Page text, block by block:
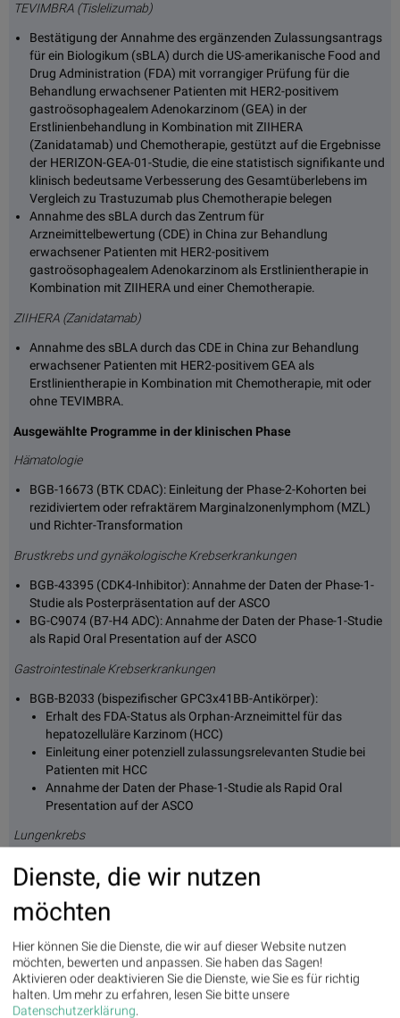
TEVIMBRA (Tislelizumab)
Bestätigung der Annahme des ergänzenden Zulassungsantrags
für ein Biologikum (sBLA) durch die US-amerikanische Food and
Drug Administration (FDA) mit vorrangiger Prüfung für die
Behandlung erwachsener Patienten mit HER2-positivem
gastroösophagealem Adenokarzinom (GEA) in der
Erstlinienbehandlung in Kombination mit ZIIHERA
(Zanidatamab) und Chemotherapie, gestützt auf die Ergebnisse
der HERIZON-GEA-01-Studie, die eine statistisch signifikante und
klinisch bedeutsame Verbesserung des Gesamtüberlebens im
Vergleich zu Trastuzumab plus Chemotherapie belegen
Annahme des sBLA durch das Zentrum für
Arzneimittelbewertung (CDE) in China zur Behandlung
erwachsener Patienten mit HER2-positivem
gastroösophagealem Adenokarzinom als Erstlinientherapie in
Kombination mit ZIIHERA und einer Chemotherapie.
ZIIHERA (Zanidatamab)
Annahme des sBLA durch das CDE in China zur Behandlung
erwachsener Patienten mit HER2-positivem GEA als
Erstlinientherapie in Kombination mit Chemotherapie, mit oder
ohne TEVIMBRA.
Ausgewählte Programme in der klinischen Phase
Hämatologie
BGB-16673 (BTK CDAC): Einleitung der Phase-2-Kohorten bei
rezidiviertem oder refraktärem Marginalzonenlymphom (MZL)
und Richter-Transformation
Brustkrebs und gynäkologische Krebserkrankungen
BGB-43395 (CDK4-Inhibitor): Annahme der Daten der Phase-1-
Studie als Posterpräsentation auf der ASCO
BG-C9074 (B7-H4 ADC): Annahme der Daten der Phase-1-Studie
als Rapid Oral Presentation auf der ASCO
Gastrointestinale Krebserkrankungen
BGB-B2033 (bispezifischer GPC3x41BB-Antikörper):
Erhalt des FDA-Status als Orphan-Arzneimittel für das
hepatozelluläre Karzinom (HCC)
Einleitung einer potenziell zulassungsrelevanten Studie bei
Patienten mit HCC
Annahme der Daten der Phase-1-Studie als Rapid Oral
Presentation auf der ASCO
Lungenkrebs
BG-C0979 (ADAM9-gerichtetes ADC): Einleitung der ersten
Studie am Menschen
Entzündungen und Immunologie
BG-A3004 (KLRG1 mAb): Einleitung der ersten Studie am
Menschen
Erwartete Meilensteine in Forschung und Entwicklung
Dienste, die wir nutzen
möchten
Hier können Sie die Dienste, die wir auf dieser Website nutzen
möchten, bewerten und anpassen. Sie haben das Sagen!
Aktivieren oder deaktivieren Sie die Dienste, wie Sie es für richtig
halten. Um mehr zu erfahren, lesen Sie bitte unsere
Datenschutzerklärung.